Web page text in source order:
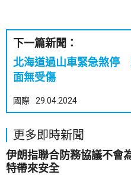
下一篇新聞：
北海道過山車緊急煞停
面無受傷
國際 29.04.2024
更多即時新聞
伊朗指聯合防務協議不會
特帶來安全